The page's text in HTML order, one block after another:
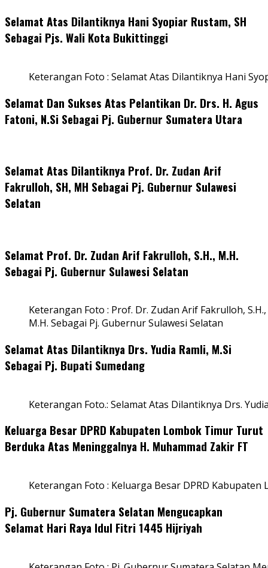
Selamat Atas Dilantiknya Hani Syopiar Rustam, SH
Sebagai Pjs. Wali Kota Bukittinggi
Keterangan Foto : Selamat Atas Dilantiknya Hani
Selamat Dan Sukses Atas Pelantikan Dr. Drs. H. Agus
Fatoni, N.Si Sebagai Pj. Gubernur Sumatera Utara
Selamat Atas Dilantiknya Prof. Dr. Zudan Arif
Fakrulloh, SH, MH Sebagai Pj. Gubernur Sulawesi
Selatan
Selamat Prof. Dr. Zudan Arif Fakrulloh, S.H., M.H.
Sebagai Pj. Gubernur Sulawesi Selatan
Keterangan Foto : Prof. Dr. Zudan Arif Fakrulloh, S.H.,
M.H. Sebagai Pj. Gubernur Sulawesi Selatan
Selamat Atas Dilantiknya Drs. Yudia Ramli, M.Si
Sebagai Pj. Bupati Sumedang
Keterangan Foto.: Selamat Atas Dilantiknya Drs.
Keluarga Besar DPRD Kabupaten Lombok Timur Turut
Berduka Atas Meninggalnya H. Muhammad Zakir FT
Keterangan Foto : Keluarga Besar DPRD
Pj. Gubernur Sumatera Selatan Mengucapkan
Selamat Hari Raya Idul Fitri 1445 Hijriyah